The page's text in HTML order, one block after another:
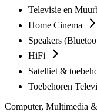
Televisie en
Home Cinema
Speakers
HiFi
Satelliet &
Toebehoren
Computer, Multimedia